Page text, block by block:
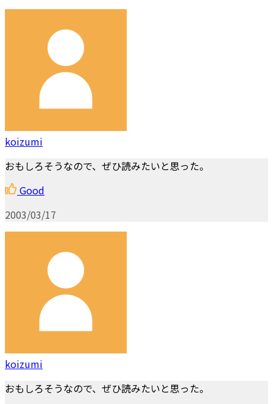
koizumi
おもしろそうなので、ぜひ読みたいと思った。
Good
2003/03/17
koizumi
おもしろそうなので、ぜひ読みたいと思った。